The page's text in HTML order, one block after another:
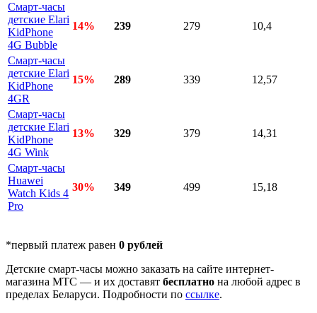
Смарт-часы
детские Elari
KidPhone
4G Bubble
14% 239 279 10,4
Смарт-часы
детские Elari
KidPhone
4GR
15% 289 339 12,57
Смарт-часы
детские Elari
KidPhone
4G Wink
13% 329 379 14,31
Смарт-часы
Huawei
Watch Kids 4
Pro
30% 349 499 15,18
*первый платеж равен 0 рублей
Детские смарт-часы можно заказать на сайте интернет-
магазина МТС — и их доставят бесплатно на любой адрес в
пределах Беларуси. Подробности по ссылке.